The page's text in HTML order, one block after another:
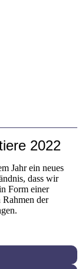
2022
Jahr ein neues
dass wir
Form einer
der